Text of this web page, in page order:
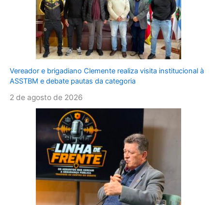
Vereador e brigadiano Clemente realiza visita institucional à
ASSTBM e debate pautas da categoria
2 de agosto de 2026